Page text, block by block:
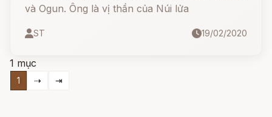
và Ogun. Ông là vị thần của Núi lửa
ST 19/02/2020
1 mục
1 ⇢ ⇥